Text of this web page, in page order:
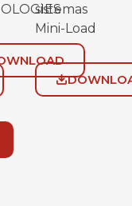
sistemas
Mini-Load